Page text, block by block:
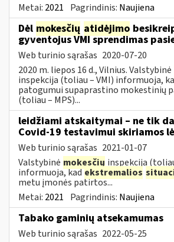
Metai: 2021 Pagrindinis: Naujiena
Dėl mokesčių atidėjimo
gyventojus VMI sprendimas
Web turinio sąrašas 2020-07-20
2020 m. liepos 16 d., Vilnius. Valstybinė
inspekcija (toliau – VMI) informuoja,
patogumui supaprastino mokestinių
(toliau – MPS)...
leidžiami atskaitymai – ne tik
Covid-19 testavimui skiriamos
Web turinio sąrašas 2021-01-07
Valstybinė mokesčių inspekcija
informuoja, kadekstremalios
metu įmonės patirtos...
Metai: 2021 Pagrindinis: Naujiena
Tabako gaminių atsekamumas
Web turinio sąrašas 2022-05-25